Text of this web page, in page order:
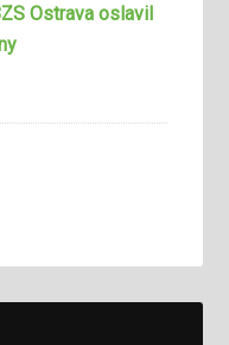
Ostrava oslavil